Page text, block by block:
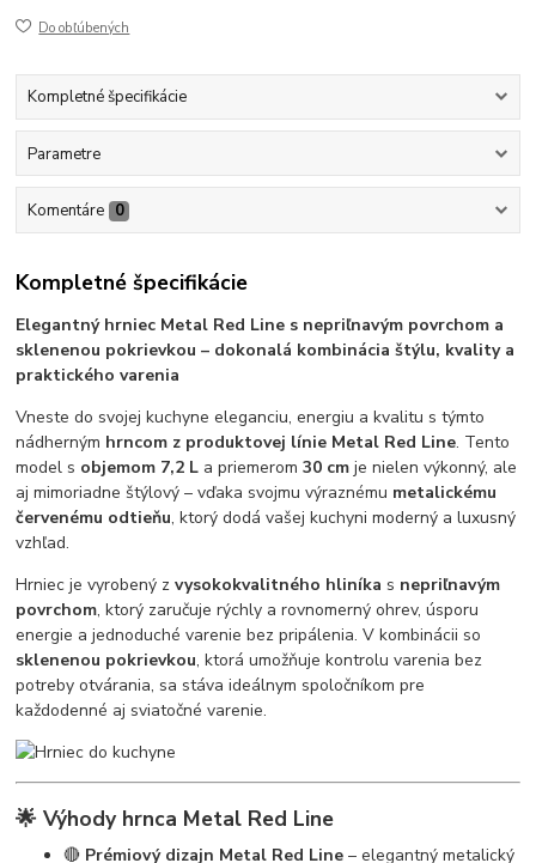
Do obľúbených
Kompletné špecifikácie
Parametre
Komentáre 0
Kompletné špecifikácie
Elegantný hrniec Metal Red Line s nepriľnavým povrchom a
sklenenou pokrievkou – dokonalá kombinácia štýlu, kvality a
praktického varenia
Vneste do svojej kuchyne eleganciu, energiu a kvalitu s týmto
nádherným hrncom z produktovej línie Metal Red Line. Tento
model s objemom 7,2 L a priemerom30 cm je nielen výkonný, ale
aj mimoriadne štýlový – vďaka svojmu výraznému metalickému
červenému odtieňu, ktorý dodá vašej kuchyni moderný a luxusný
vzhľad.
Hrniec je vyrobený zvysokokvalitného hliníka s nepriľnavým
povrchom, ktorý zaručuje rýchly a rovnomerný ohrev, úsporu
energie a jednoduché varenie bez pripálenia. V kombinácii so
sklenenou pokrievkou, ktorá umožňuje kontrolu varenia bez
potreby otvárania, sa stáva ideálnym spoločníkom pre
každodenné aj sviatočné varenie.
🌟 Výhody hrnca Metal Red Line
🔴 Prémiový dizajn Metal Red Line – elegantný metalický